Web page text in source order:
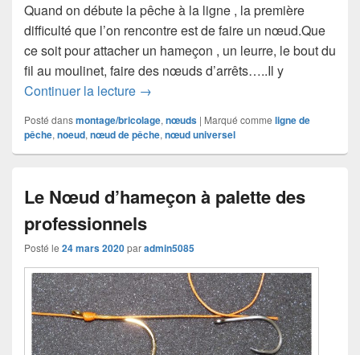
Quand on débute la pêche à la ligne , la première
difficulté que l’on rencontre est de faire un nœud.Que
ce soit pour attacher un hameçon , un leurre, le bout du
fil au moulinet, faire des nœuds d’arrêts…..Il y
Continuer la lecture Comment faire un nœud de pêche
→
Posté dansmontage/bricolage, nœuds | Marqué comme ligne de
pêche, noeud, nœud de pêche, nœud universel
Le Nœud d’hameçon à palette des
professionnels
Posté le 24 mars 2020paradmin5085